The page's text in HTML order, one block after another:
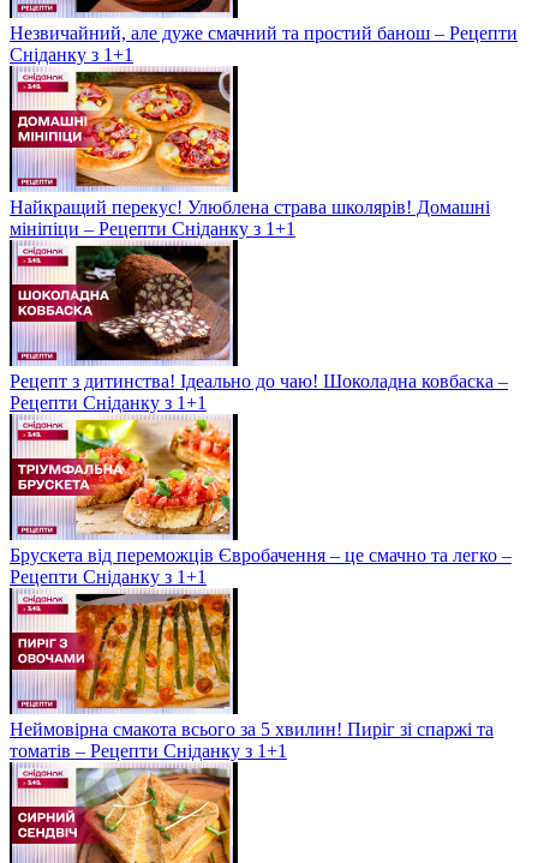
Незвичайний, але дуже смачний та простий банош – Рецепти
Сніданку з 1+1
Найкращий перекус! Улюблена страва школярів! Домашні
мініпіци – Рецепти Сніданку з 1+1
Рецепт з дитинства! Ідеально до чаю! Шоколадна ковбаска –
Рецепти Сніданку з 1+1
Брускета від переможців Євробачення – це смачно та легко –
Рецепти Сніданку з 1+1
Неймовірна смакота всього за 5 хвилин! Пиріг зі спаржі та
томатів – Рецепти Сніданку з 1+1